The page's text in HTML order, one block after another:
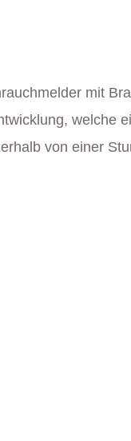
mit
welche
von einer